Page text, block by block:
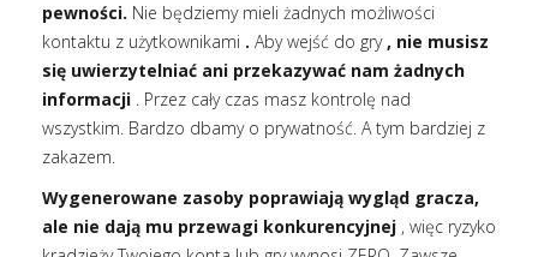
pewności. Nie będziemy mieli żadnych możliwości
kontaktu z użytkownikami . Aby wejść do gry, nie musisz
się uwierzytelniać ani przekazywać nam żadnych
informacji . Przez cały czas masz kontrolę nad
wszystkim. Bardzo dbamy o prywatność. A tym bardziej z
zakazem.
Wygenerowane zasoby poprawiają wygląd gracza,
ale nie dają mu przewagi konkurencyjnej , więc ryzyko